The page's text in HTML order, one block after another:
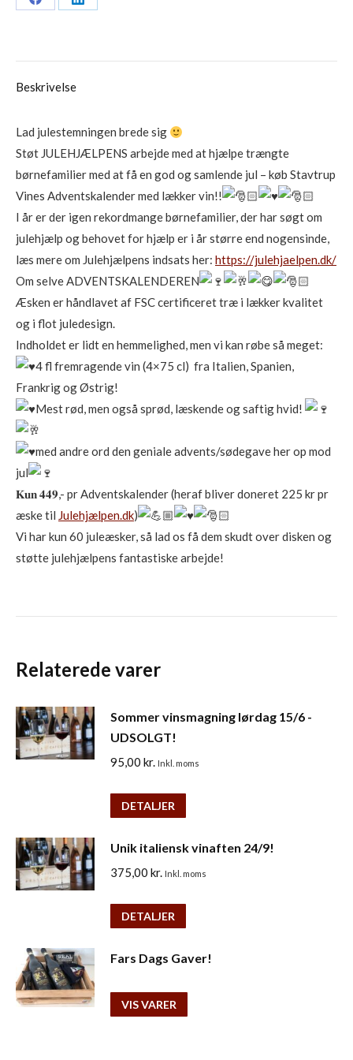
Share
Share
Beskrivelse
Lad julestemningen brede sig
Støt JULEHJÆLPENS arbejde med at hjælpe trængte
børnefamilier med at få en god og samlende jul – køb Stavtrup
Vines Adventskalender med lækker vin!!
I år er der igen rekordmange børnefamilier, der har søgt om
julehjælp og behovet for hjælp er i år større end nogensinde,
læs mere om Julehjælpens indsats her: https://julehjaelpen.dk/
Om selve ADVENTSKALENDEREN
Æsken er håndlavet af FSC certificeret træ i lækker kvalitet
og i flot juledesign.
Indholdet er lidt en hemmelighed, men vi kan røbe så meget:
4 fl fremragende vin (4×75 cl) fra Italien, Spanien,
Frankrig og Østrig!
Mest rød, men også sprød, læskende og saftig hvid!
med andre ord den geniale advents/sødegave her op mod
jul
𝐊𝐮𝐧 𝟒𝟒𝟗,- pr Adventskalender (heraf bliver doneret 225 kr pr
æske til Julehjælpen.dk)
Vi har kun 60 juleæsker, så lad os få dem skudt over disken og
støtte julehjælpens fantastiske arbejde!
Relaterede varer
Sommer vinsmagning lørdag 15/6 -
UDSOLGT!
95,00 kr. Inkl. moms
DETALJER
Unik italiensk vinaften 24/9!
375,00 kr. Inkl. moms
DETALJER
Fars Dags Gaver!
VIS VARER